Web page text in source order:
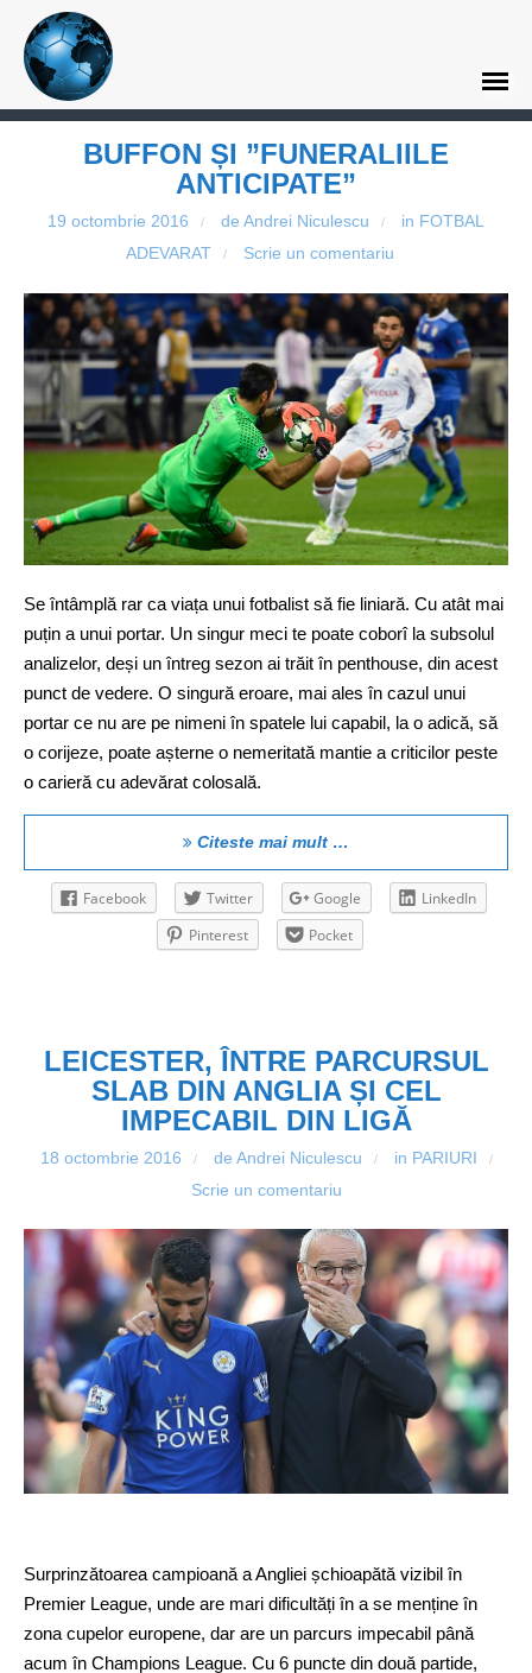
BUFFON ȘI ”FUNERALIILE
ANTICIPATE”
19 octombrie 2016 / de Andrei Niculescu / in FOTBAL
ADEVARAT
/ Scrie un comentariu
Se întâmplă rar ca viața unui fotbalist să fie liniară. Cu atât mai
puțin a unui portar. Un singur meci te poate coborî la subsolul
analizelor, deși un întreg sezon ai trăit în penthouse, din acest
punct de vedere. O singură eroare, mai ales în cazul unui
portar ce nu are pe nimeni în spatele lui capabil, la o adică, să
o corijeze, poate așterne o nemeritată mantie a criticilor peste
o carieră cu adevărat colosală.
Citeste mai mult …
Facebook Twitter Google
LinkedIn
Pinterest
Pocket
LEICESTER, ÎNTRE PARCURSUL
SLAB DIN ANGLIA ȘI CEL
IMPECABIL DIN LIGĂ
18 octombrie 2016 / de Andrei Niculescu / in PARIURI /
Scrie un comentariu
Surprinzătoarea campioană a Angliei șchioapătă vizibil în
Premier League, unde are mari dificultăți în a se menține în
zona cupelor europene, dar are un parcurs impecabil până
acum în Champions League. Cu 6 puncte din două partide,